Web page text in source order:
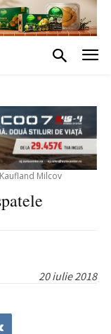
Milcov
20 iulie 2018